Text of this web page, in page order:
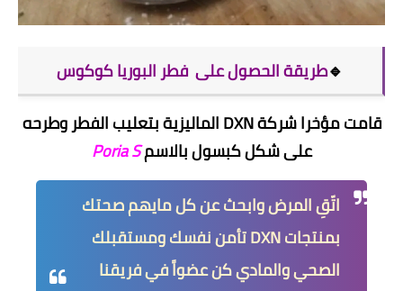
🔹طريقة الحصول على فطر البوريا كوكوس
قامت مؤخرا شركة DXN الماليزية بتعليب الفطر وطرحه
على شكل كبسول بالاسمPoria S
اتّقِ المرض وابحث عن كل مايهم صحتك
بمنتجات DXN تأمن نفسك ومستقبلك
الصحي والمادي كن عضواً في فريقنا